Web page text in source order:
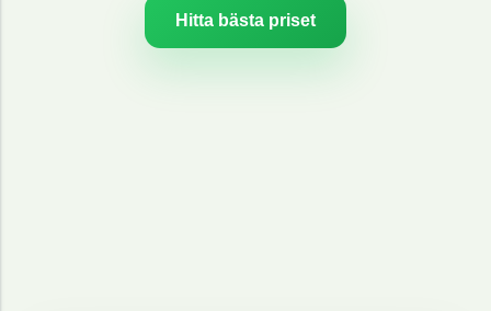
Hitta bästa priset